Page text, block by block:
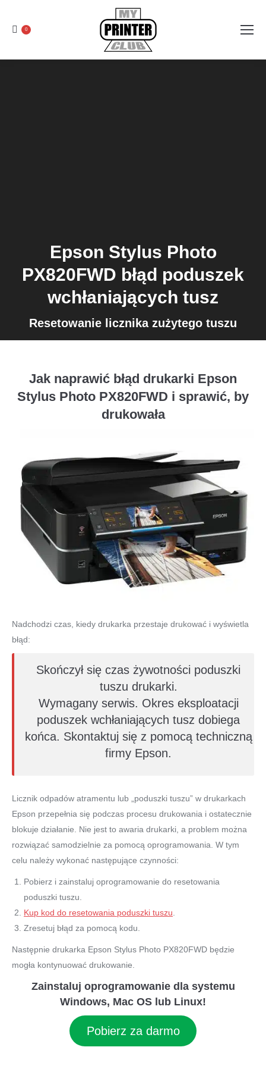
0
Epson Stylus Photo
PX820FWD błąd poduszek
wchłaniających tusz
Resetowanie licznika zużytego tuszu
Jak naprawić błąd drukarki Epson
Stylus Photo PX820FWD i sprawić, by
drukowała
Nadchodzi czas, kiedy drukarka przestaje drukować i wyświetla
błąd:
Skończył się czas żywotności poduszki
tuszu drukarki.
Wymagany serwis. Okres eksploatacji
poduszek wchłaniających tusz dobiega
końca. Skontaktuj się z pomocą techniczną
firmy Epson.
Licznik odpadów atramentu lub „poduszki tuszu” w drukarkach
Epson przepełnia się podczas procesu drukowania i ostatecznie
blokuje działanie. Nie jest to awaria drukarki, a problem można
rozwiązać samodzielnie za pomocą oprogramowania. W tym
celu należy wykonać następujące czynności:
Pobierz i zainstaluj oprogramowanie do resetowania
poduszki tuszu.
Kup kod do resetowania poduszki tuszu
Zresetuj błąd za pomocą kodu.
Następnie drukarka Epson Stylus Photo PX820FWD będzie
mogła kontynuować drukowanie.
Zainstaluj oprogramowanie dla systemu
Windows, Mac OS lub Linux!
Pobierz za darmo